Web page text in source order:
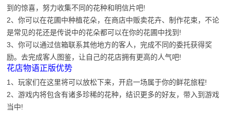
到的惊喜，努力收集不同的花种和明信片吧!
2、你可以在花圃中种植花朵，在商店中贩卖花卉、制作花束，不论
是常见的花还是传说中的花朵都可以在你的花圃中找到!
3、你可以通过信箱联系其他地方的客人，完成不同的委托获得奖
励。去完成客人图鉴，让自己的花店拥有更高的人气吧!
花店物语正版优势
1、玩家们在这里将可以放松下来，开启一场属于你的鲜花旅程!
2、游戏内将包含有诸多珍稀的花种，结识更多的好友，带入到游戏
当中!